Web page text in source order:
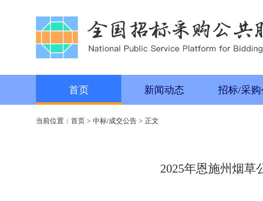
首页 新闻动态 招标/采购
当前位置： 首页 > 中标/成交公告 > 正文
2025年恩施州烟草